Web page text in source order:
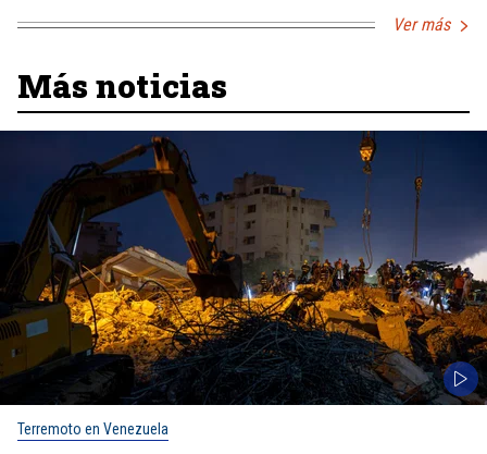
Ver más
Más noticias
Terremoto en Venezuela